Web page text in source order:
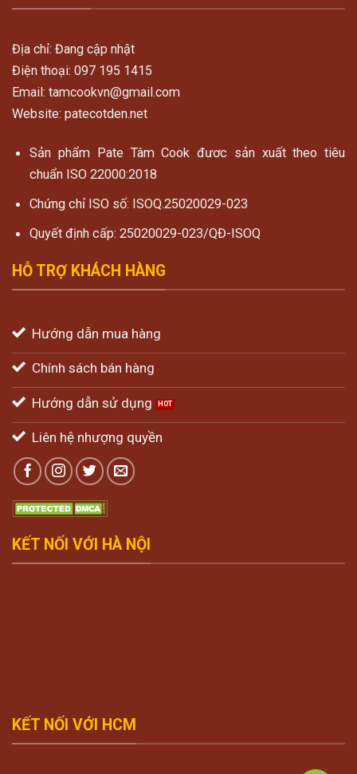
Địa chỉ: Đang cập nhật
Điện thoại: 097 195 1415
Email: tamcookvn@gmail.com
Website: patecotden.net
Sản phẩm Pate Tâm Cook đươc sản xuất theo tiêu
chuẩn ISO 22000:2018
Chứng chỉ ISO số: ISOQ.25020029-023
Quyết định cấp: 25020029-023/QĐ-ISOQ
HỖ TRỢ KHÁCH HÀNG
Hướng dẫn mua hàng
Chính sách bán hàng
Hướng dẫn sử dụng
Liên hệ nhượng quyền
KẾT NỐI VỚI HÀ NỘI
KẾT NỐI VỚI HCM